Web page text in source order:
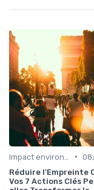
•
Réduire l'Empreinte
Vos 7 Actions Clés